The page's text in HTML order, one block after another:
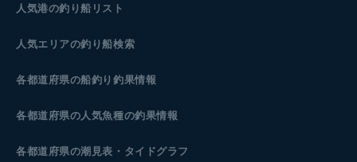
人気港の釣り船リスト
人気エリアの釣り船検索
各都道府県の船釣り釣果情報
各都道府県の人気魚種の釣果情報
各都道府県の潮見表 ・タイドグラフ